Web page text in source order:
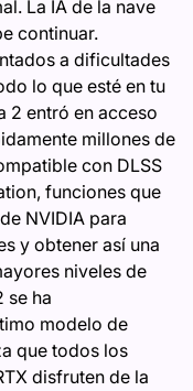
La IA de la nave
continuar.
a dificultades
lo que esté en tu
2 entró en acceso
millones de
con DLSS
funciones que
NVIDIA para
y obtener así una
niveles de
se ha
modelo de
que todos los
disfruten de la